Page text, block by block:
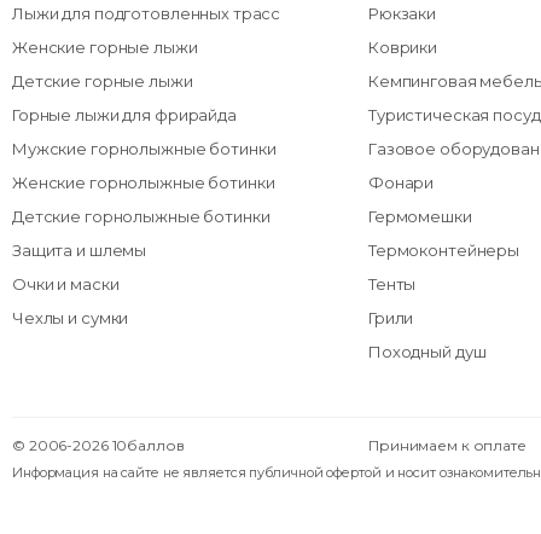
Лыжи для подготовленных трасс
Женские горные лыжи
Детские горные лыжи
Горные лыжи для фрирайда
Мужские горнолыжные ботинки
Женские горнолыжные ботинки
Детские горнолыжные ботинки
Защита и шлемы
Очки и маски
Чехлы и сумки
Рюкзаки
Коврики
Кемпинговая мебель
Туристическая
Газовое
Фонари
Гермомешки
Термоконтейнеры
Тенты
Грили
Походный душ
© 2006-2026 10баллов Принимаем к оплате
Информация на сайте не является публичной офертой и носит